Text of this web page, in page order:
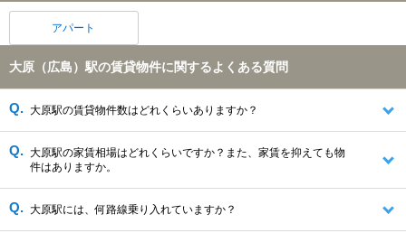
アパート
大原（広島）駅の賃貸物件に関するよくある質問
大原駅の賃貸物件数はどれくらいありますか？
大原駅の家賃相場はどれくらいですか？また、家賃を抑えても物
件はありますか。
大原駅には、何路線乗り入れていますか？